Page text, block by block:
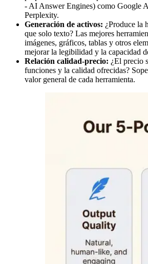
- AI Answer Engines) como Google
Perplexity.
Generación de activos: ¿Produce la
que solo texto? Las mejores
imágenes, gráficos, tablas y otros
mejorar la legibilidad y la capacidad
Relación calidad-precio: ¿El precio
funciones y la calidad ofrecidas?
valor general de cada herramienta.